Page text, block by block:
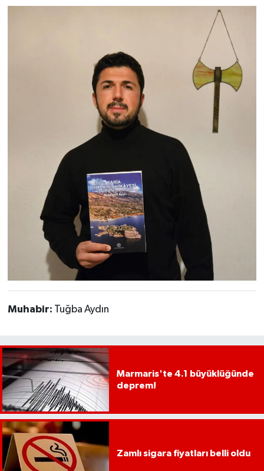
Muhabir: Tuğba Aydın
Marmaris'te 4.1 büyüklüğünde
deprem!
Zamlı sigara fiyatları belli oldu